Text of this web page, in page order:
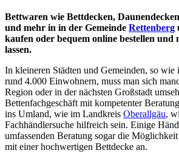
Bettwaren wie Bettdecken,
und mehr in in der Gemeinde Rettenberg
kaufen oder bequem online bestellen und
lassen.
In kleineren Städten und Gemeinden, so wie
rund 4.000 Einwohnern, muss man sich
Region oder in der nächsten Großstadt
Bettenfachgeschäft mit kompetenter
ins Umland, wie im Landkreis Oberallgäu,
Fachhändlersuche hilfreich sein. Einige
umfassenden Beratung sogar die
mit einer hochwertigen Bettdecke an.